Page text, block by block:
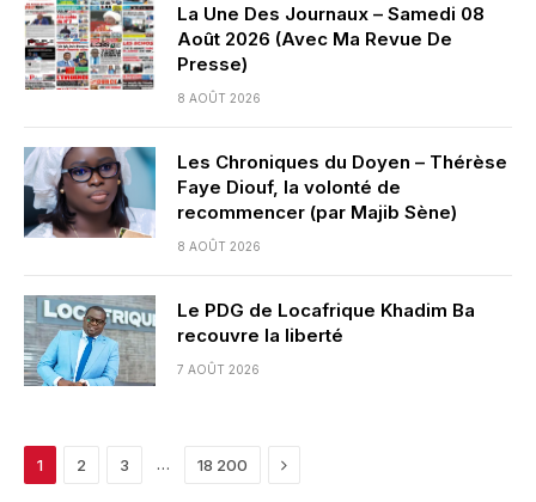
La Une Des Journaux – Samedi 08
Août 2026 (Avec Ma Revue De
Presse)
8 AOÛT 2026
Les Chroniques du Doyen – Thérèse
Faye Diouf, la volonté de
recommencer (par Majib Sène)
8 AOÛT 2026
Le PDG de Locafrique Khadim Ba
recouvre la liberté
7 AOÛT 2026
1 2 3 … 18 200 Next